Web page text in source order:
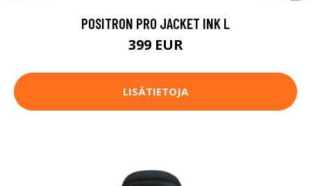
POSITRON PRO JACKET INK L
399 EUR
LISÄTIETOJA